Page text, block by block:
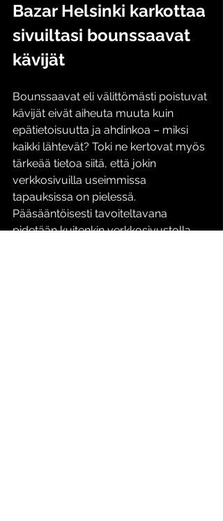
Bazar Helsinki karkottaa
sivuiltasi bounssaavat
kävijät
Bounssaavat eli välittömästi poistuvat
kävijät eivät aiheuta muuta kuin
epätietoisuutta ja ahdinkoa – miksi
kaikki lähtevät? Toki ne kertovat myös
tärkeää tietoa siitä, että jokin
verkkosivuilla useimmissa
tapauksissa on pielessä.
Pääsääntöisesti tavoiteltavana
pidetään kuitenkin verkkosivustolla